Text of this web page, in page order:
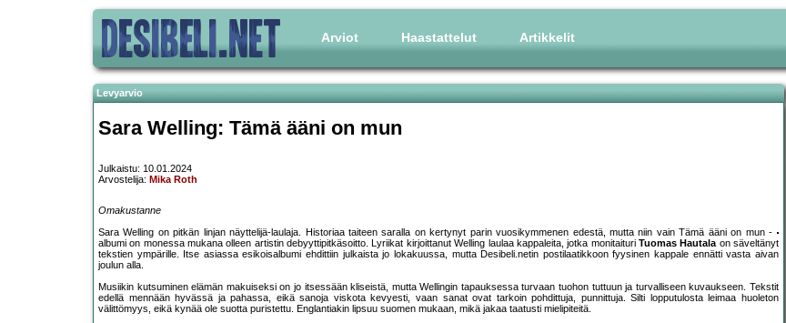
Arviot Haastattelut Artikkelit
Levyarvio
Sara Welling: Tämä ääni on mun
Julkaistu: 10.01.2024
Arvostelija: Mika Roth
Omakustanne
Sara Welling on pitkän linjan näyttelijä-laulaja. Historiaa taiteen saralla on kertynyt parin vuosikymmenen edestä, mutta niin vain Tämä ääni on mun -
albumi on monessa mukana olleen artistin debyyttipitkäsoitto. Lyriikat kirjoittanut Welling laulaa kappaleita, jotka monitaituri Tuomas Hautalaon säveltänyt
tekstien ympärille. Itse asiassa esikoisalbumi ehdittiin julkaista jo lokakuussa, mutta Desibeli.netin postilaatikkoon fyysinen kappale ennätti vasta aivan
joulun alla.
Musiikin kutsuminen elämän makuiseksi on jo itsessään kliseistä, mutta Wellingin tapauksessa turvaan tuohon tuttuun ja turvalliseen kuvaukseen. Tekstit
edellä mennään hyvässä ja pahassa, eikä sanoja viskota kevyesti, vaan sanat ovat tarkoin pohdittuja, punnittuja. Silti lopputulosta leimaa huoleton
välittömyys, eikä kynää ole suotta puristettu. Englantiakin lipsuu suomen mukaan, mikä jakaa taatusti mielipiteitä.